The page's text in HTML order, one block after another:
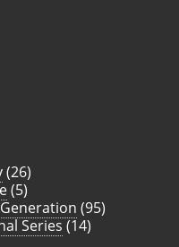
(26)
(5)
(95)
Series (14)